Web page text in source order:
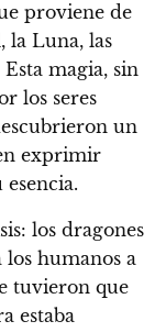
proviene de
la Luna, las
magia, sin
los seres
un
exprimir
los dragones
los humanos a
tuvieron que
estaba